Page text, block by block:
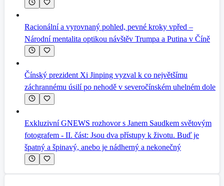
Racionální a vyrovnaný pohled, pevné kroky vpřed –
Národní mentalita optikou návštěv Trumpa a Putina v Číně
Čínský prezident Xi Jinping vyzval k co největšímu
záchrannému úsilí po nehodě v severočínském uhelném dole
Exkluzivní GNEWS rozhovor s Janem Saudkem světovým
fotografem - II. část: Jsou dva přístupy k životu. Buď je
špatný a špinavý, anebo je nádherný a nekonečný